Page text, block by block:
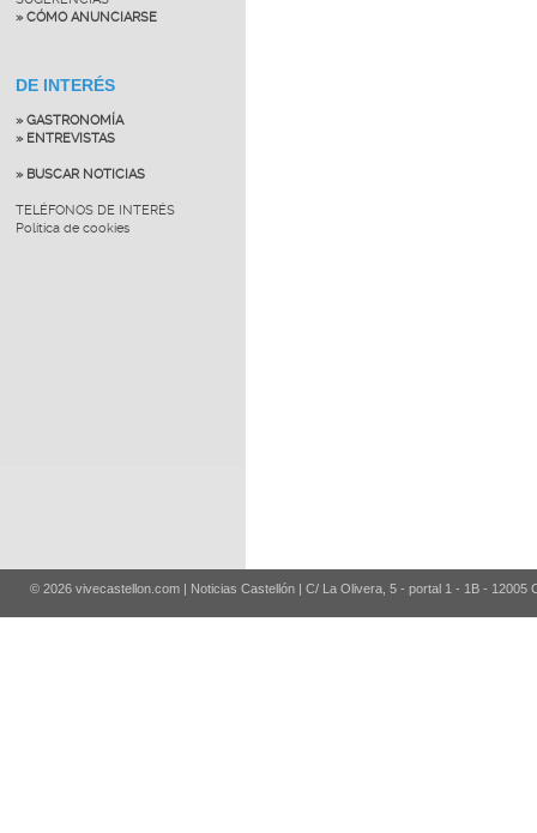
» CÓMO ANUNCIARSE
DE INTERÉS
» GASTRONOMÍA
» ENTREVISTAS
» BUSCAR NOTICIAS
TELÉFONOS DE INTERÉS
Política de cookies
© 2026 vivecastellon.com | Noticias Castellón | C/ La Olivera, 5 - portal 1 - 1B - 12005